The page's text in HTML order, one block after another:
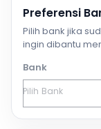
Preferensi
Pilih bank jika
ingin dibantu
Bank